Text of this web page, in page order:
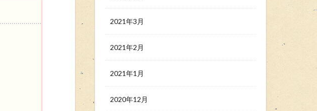
2021年3月
2021年2月
2021年1月
2020年12月